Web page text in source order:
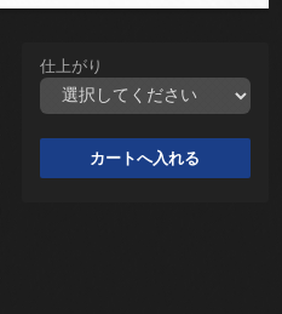
仕上がり